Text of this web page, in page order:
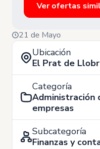
Ver ofertas
21 de Mayo
Ubicación
El Prat de
Categoría
Administración
empresas
Subcategoría
Finanzas y